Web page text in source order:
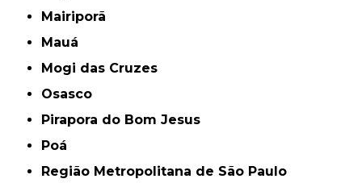
Mairiporã
Mauá
Mogi das Cruzes
Osasco
Pirapora do Bom Jesus
Poá
Região Metropolitana de São Paulo